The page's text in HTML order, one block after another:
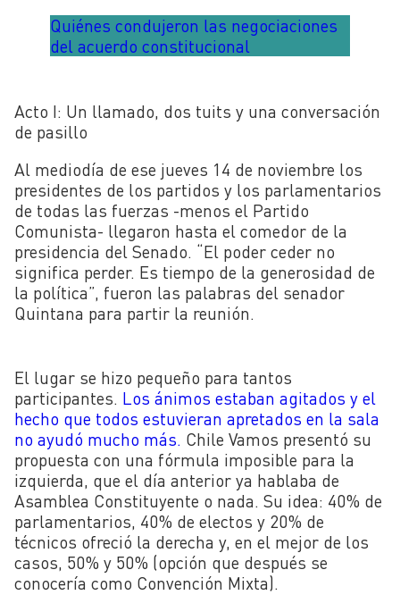
Quiénes condujeron las negociaciones
del acuerdo constitucional
Acto I: Un llamado, dos tuits y una conversación
de pasillo
Al mediodía de ese jueves 14 de noviembre los
presidentes de los partidos y los parlamentarios
de todas las fuerzas -menos el Partido
Comunista- llegaron hasta el comedor de la
presidencia del Senado. “El poder ceder no
significa perder. Es tiempo de la generosidad de
la política”, fueron las palabras del senador
Quintana para partir la reunión.
El lugar se hizo pequeño para tantos
participantes. Los ánimos estaban agitados y el
hecho que todos estuvieran apretados en la sala
no ayudó mucho más. Chile Vamos presentó su
propuesta con una fórmula imposible para la
izquierda, que el día anterior ya hablaba de
Asamblea Constituyente o nada. Su idea: 40% de
parlamentarios, 40% de electos y 20% de
técnicos ofreció la derecha y, en el mejor de los
casos, 50% y 50% (opción que después se
conocería como Convención Mixta).